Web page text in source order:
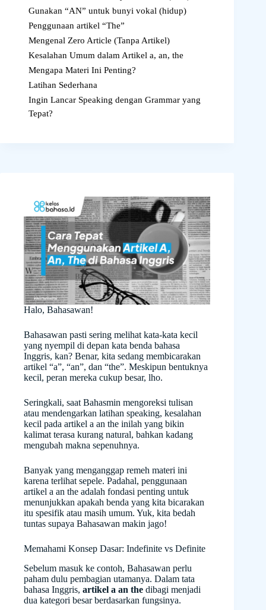
Halo, Bahasawan!
Bahasawan pasti sering melihat kata-kata kecil
yang nyempil di depan kata benda bahasa
Inggris, kan? Benar, kita sedang membicarakan
artikel “a”, “an”, dan “the”. Meskipun bentuknya
kecil, peran mereka cukup besar, lho.
Seringkali, saat Bahasmin mengoreksi tulisan
atau mendengarkan latihan speaking, kesalahan
kecil pada artikel a an the inilah yang bikin
kalimat terasa kurang natural, bahkan kadang
mengubah makna sepenuhnya.
Banyak yang menganggap remeh materi ini
karena terlihat sepele. Padahal, penggunaan
artikel a an the adalah fondasi penting untuk
menunjukkan apakah benda yang kita bicarakan
itu spesifik atau masih umum. Yuk, kita bedah
tuntas supaya Bahasawan makin jago!
Memahami Konsep Dasar: Indefinite vs Definite
Sebelum masuk ke contoh, Bahasawan perlu
paham dulu pembagian utamanya. Dalam tata
bahasa Inggris, artikel a an the dibagi menjadi
dua kategori besar berdasarkan fungsinya.
Gunakan “AN” untuk bunyi vokal (hidup)
Penggunaan artikel “The”
Mengenal Zero Article (Tanpa Artikel)
Kesalahan Umum dalam Artikel a, an, the
Mengapa Materi Ini Penting?
Latihan Sederhana
Ingin Lancar Speaking dengan Grammar yang
Tepat?